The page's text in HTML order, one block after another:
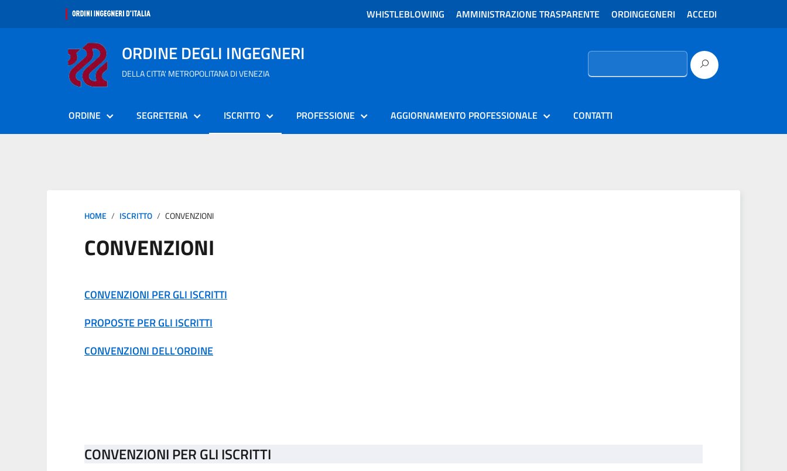
WHISTLEBLOWING AMMINISTRAZIONE TRASPARENTE ORDINGEGNERI ACCEDI
ORDINE DEGLI INGEGNERI
DELLA CITTA' METROPOLITANA DI VENEZIA
Ricerca
ORDINE SEGRETERIA ISCRITTO PROFESSIONE AGGIORNAMENTO PROFESSIONALE CONTATTI
HOME ISCRITTO CONVENZIONI
CONVENZIONI
CONVENZIONI PER GLI ISCRITTI
PROPOSTE PER GLI ISCRITTI
CONVENZIONI DELL’ORDINE
CONVENZIONI PER GLI ISCRITTI